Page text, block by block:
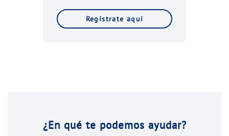
¿En qué te podemos ayudar?
Regístrate aquí